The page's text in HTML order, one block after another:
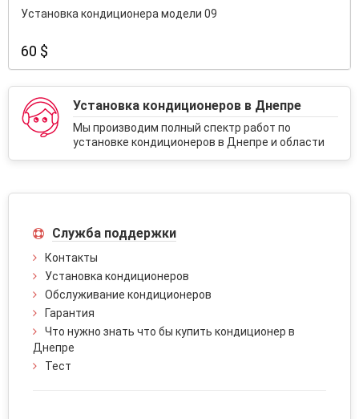
Установка кондиционера модели 09
60 $
Установка кондиционеров в Днепре
Мы производим полный спектр работ по
установке кондиционеров в Днепре и области
Служба поддержки
Контакты
Установка кондиционеров
Обслуживание кондиционеров
Гарантия
Что нужно знать что бы купить кондиционер в
Днепре
Тест